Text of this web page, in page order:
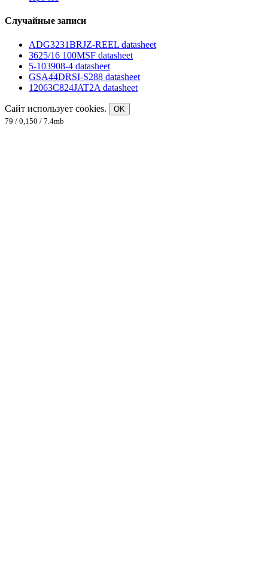
Случайные записи
ADG3231BRJZ-REEL datasheet
3625/16 100MSF datasheet
5-103908-4 datasheet
GSA44DRSI-S288 datasheet
12063C824JAT2A datasheet
Сайт использует cookies.
OK
79 / 0,150 / 7.4mb